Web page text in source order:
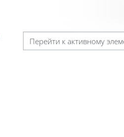
Перейти к активному